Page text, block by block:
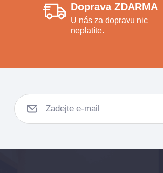
Doprava ZDARMA
U nás za dopravu nic
neplatíte.